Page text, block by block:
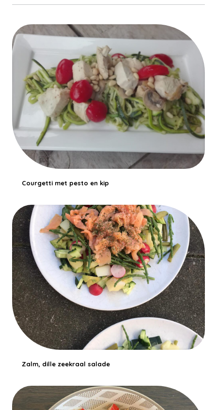
Courgetti met pesto en kip
Zalm, dille zeekraal salade